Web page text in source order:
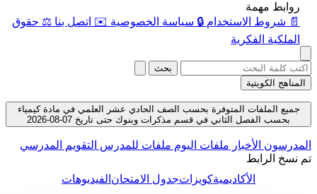
روابط مهمة
📄 شروط الاستخدام 🔒 سياسة الخصوصية ✉️ اتصل بنا ⚖️ حقوق
الملكية الفكرية
بحث
المناهج الكويتية
جميع الملفات المتوفرة بحسب الصف الحادي عشر العلمي في مادة كيمياء
بحسب الفصل الثاني في قسم مذكرات وبنوك حتى تاريخ 07-08-2026
المدرسون الأخبار ملفات اليوم ملفات للمدرس التقويم المدرسي
تم نسخ الرابط
الأكاديميةكويزاتجدول الامتحانالفيديوهات